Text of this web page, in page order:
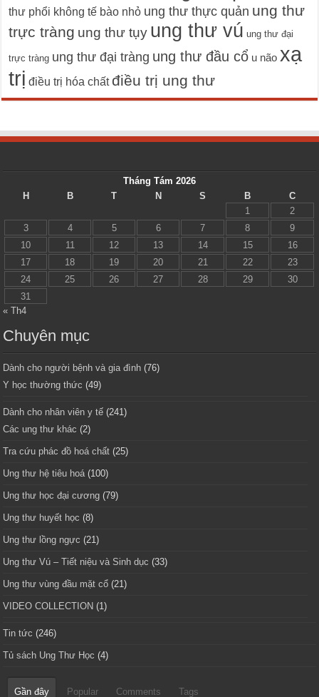
thư phổi không tế bào nhỏ ung thư thực quản ung thư
trực tràng ung thư tụy ung thư vú ung thư đại
trực tràng ung thư đại tràng ung thư đầu cổ u não xạ
trị điều trị hóa chất điều trị ung thư
Tháng Tám 2026
H
B T N S B
C
1
2
3
4 5 6 7 8
9
10
11 12 13 14 15
16
17
18 19 20 21 22
23
24
25 26 27 28 29
30
31
« Th4
Chuyên mục
Dành cho người bệnh và gia đình (76)
Y học thường thức (49)
Dành cho nhân viên y tế (241)
Các ung thư khác (2)
Tra cứu phác đồ hoá chất (25)
Ung thư hệ tiêu hoá(100)
Ung thư học đại cương (79)
Ung thư huyết học (8)
Ung thư lồng ngực (21)
Ung thư Vú – Tiết niệu và Sinh dục (33)
Ung thư vùng đầu mặt cổ (21)
VIDEO COLLECTION (1)
Tin tức (246)
Tủ sách Ung Thư Học (4)
Gần đây Popular Comments Tags